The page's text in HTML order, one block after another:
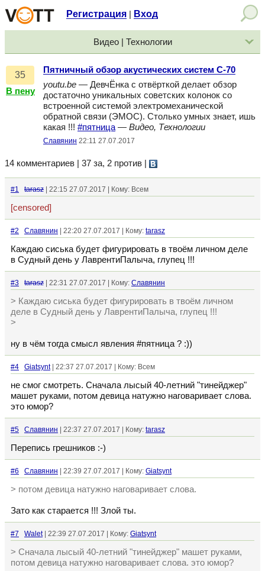
Регистрация Вход
Видео | Технологии
35
В пену
Пятничный обзор акустических систем С-70
youtu.be — ДевчЁнка с отвёрткой делает обзор
достаточно уникальных советских колонок со
встроенной системой электромеханической
обратной связи (ЭМОС). Столько умных знает, ишь
какая !!! #пятница — Видео, Технологии
Славянин 22:11 27.07.2017
14 комментариев | 37 за, 2 против
#1 tarasz | 22:15 27.07.2017 | Кому: Всем
[censored]
#2 Славянин | 22:20 27.07.2017 | Кому: tarasz
Каждаю сиська будет фигурировать в твоём личном деле
в Судный день у ЛаврентиПалыча, глупец !!!
#3 tarasz | 22:31 27.07.2017 | Кому: Славянин
> Каждаю сиська будет фигурировать в твоём личном
деле в Судный день у ЛаврентиПалыча, глупец !!!
>
ну в чём тогда смысл явления #пятница ? :))
#4 Giatsynt| 22:37 27.07.2017 | Кому: Всем
не смог смотреть. Сначала лысый 40-летний "тинейджер"
машет руками, потом девица натужно наговаривает слова.
это юмор?
#5 Славянин | 22:37 27.07.2017 | Кому: tarasz
Перепись грешников :-)
#6 Славянин | 22:39 27.07.2017 | Кому: Giatsynt
> потом девица натужно наговаривает слова.
Зато как старается !!! Злой ты.
#7 Walet| 22:39 27.07.2017 | Кому: Giatsynt
> Сначала лысый 40-летний "тинейджер" машет руками,
потом девица натужно наговаривает слова. это юмор?